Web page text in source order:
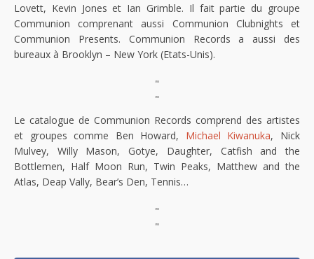
Lovett, Kevin Jones et Ian Grimble. Il fait partie du groupe
Communion comprenant aussi Communion Clubnights et
Communion Presents. Communion Records a aussi des
bureaux à Brooklyn – New York (Etats-Unis).
"
"
Le catalogue de Communion Records comprend des artistes
et groupes comme Ben Howard, Michael Kiwanuka, Nick
Mulvey, Willy Mason, Gotye, Daughter, Catfish and the
Bottlemen, Half Moon Run, Twin Peaks, Matthew and the
Atlas, Deap Vally, Bear’s Den, Tennis…
"
"